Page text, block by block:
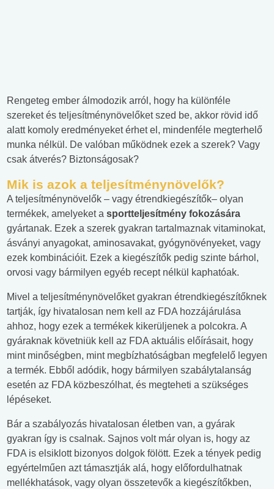
Rengeteg ember álmodozik arról, hogy ha különféle
szereket és teljesítménynövelőket szed be, akkor rövid idő
alatt komoly eredményeket érhet el, mindenféle megterhelő
munka nélkül. De valóban működnek ezek a szerek? Vagy
csak átverés? Biztonságosak?
Mik is azok a teljesítménynövelők?
A teljesítménynövelők – vagy étrendkiegészítők– olyan
termékek, amelyeket a sportteljesítmény fokozására
gyártanak. Ezek a szerek gyakran tartalmaznak vitaminokat,
ásványi anyagokat, aminosavakat, gyógynövényeket, vagy
ezek kombinációit. Ezek a kiegészítők pedig szinte bárhol,
orvosi vagy bármilyen egyéb recept nélkül kaphatóak.
Mivel a teljesítménynövelőket gyakran étrendkiegészítőknek
tartják, így hivatalosan nem kell az FDA hozzájárulása
ahhoz, hogy ezek a termékek kikerüljenek a polcokra. A
gyáraknak követniük kell az FDA aktuális előírásait, hogy
mint minőségben, mint megbízhatóságban megfelelő legyen
a termék. Ebből adódik, hogy bármilyen szabálytalanság
esetén az FDA közbeszólhat, és megteheti a szükséges
lépéseket.
Bár a szabályozás hivatalosan életben van, a gyárak
gyakran így is csalnak. Sajnos volt már olyan is, hogy az
FDA is elsiklott bizonyos dolgok fölött. Ezek a tények pedig
egyértelműen azt támasztják alá, hogy előfordulhatnak
mellékhatások, vagy olyan összetevők a kiegészítőkben,